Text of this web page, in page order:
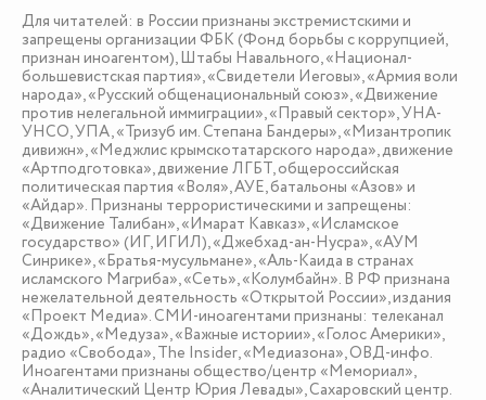
Для читателей: в России признаны экстремистскими и
запрещены организации ФБК (Фонд борьбы с коррупцией,
признан иноагентом), Штабы Навального, «Национал-
большевистская партия», «Свидетели Иеговы», «Армия воли
народа», «Русский общенациональный союз», «Движение
против нелегальной иммиграции», «Правый сектор», УНА-
УНСО, УПА, «Тризуб им. Степана Бандеры», «Мизантропик
дивижн», «Меджлис крымскотатарского народа», движение
«Артподготовка», движение ЛГБТ, общероссийская
политическая партия «Воля», АУЕ, батальоны «Азов» и
«Айдар». Признаны террористическими и запрещены:
«Движение Талибан», «Имарат Кавказ», «Исламское
государство» (ИГ, ИГИЛ), «Джебхад-ан-Нусра», «АУМ
Синрике», «Братья-мусульмане», «Аль-Каида в странах
исламского Магриба», «Сеть», «Колумбайн». В РФ признана
нежелательной деятельность «Открытой России», издания
«Проект Медиа». СМИ-иноагентами признаны: телеканал
«Дождь», «Медуза», «Важные истории», «Голос Америки»,
радио «Свобода», The Insider, «Медиазона», ОВД-инфо.
Иноагентами признаны общество/центр «Мемориал»,
«Аналитический Центр Юрия Левады», Сахаровский центр.